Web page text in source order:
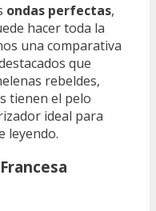
ondas perfectas,
hacer toda la
una comparativa
que
rebeldes,
tienen el pelo
ideal para
leyendo.